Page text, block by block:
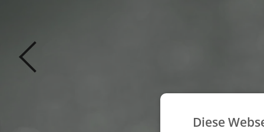
Diese